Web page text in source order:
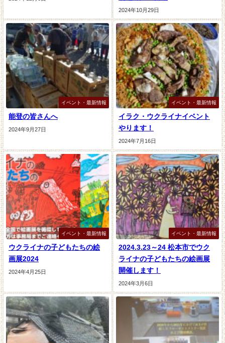
2024年10月29日
イベント・最新情報
能登の皆さんへ
2024年9月27日
イベント・最新情報
イラク・ウクライナイベント
やります！
2024年7月16日
イベント・最新情報
ウクライナの子どもたちの絵
画展2024
2024年4月25日
イベント・最新情報
2024.3.23～24 松本市でウク
ライナの子どもたちの絵画展
開催します！
2024年3月6日